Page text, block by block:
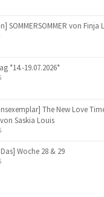
SOMMERSOMMER von Finja
*14.-19.07.2026*
The New Love
Saskia Louis
Woche 28 & 29